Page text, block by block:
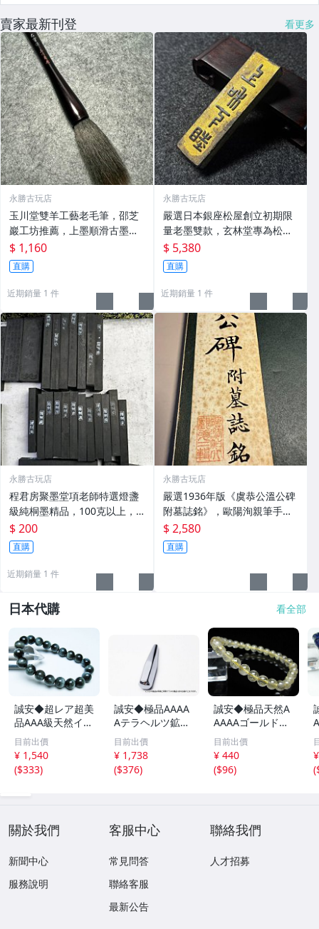
賣家最新刊登 看更多
永勝古玩店
玉川堂雙羊工藝老毛筆，邵芝
巖工坊推薦，上墨順滑古墨專
用 老墨 冬青 老筆
$ 1,160
直購
近期銷量 1 件
永勝古玩店
嚴選日本銀座松屋創立初期限
量老墨雙款，玄林堂專為松屋
打造，重量22.5g，適合收藏
及品味民國時期古雅文化 文房
用具 民國古墨 收藏文玩
$ 5,380
直購
近期銷量 1 件
永勝古玩店
程君房聚墨堂項老師特選燈盞
級純桐墨精品，100克以上，
檀香墨質細膩黑亮 藍紫光放 檢
驗嚴選推薦 燈盞級墨 放藍紫光
檢驗嚴選
$ 200
直購
近期銷量 1 件
永勝古玩店
嚴選1936年版《虞恭公溫公碑
附墓誌銘》，歐陽洵親筆手
跡，典藏歷史與書法珍品 唐史
研究 碑刻藝術 田中和市版
$ 2,580
直購
日本代購 看全部
誠安◆超レア超美
品AAA級天然イー
グルアイブレスレ
ット 10mm [T15
6-6923]
目前出價
¥ 1,540
($333)
誠安◆極品AAAA
Aテラヘルツ鉱石
マッサージ棒サイ
ズ：小[T557-215
1]
目前出價
¥ 1,738
($376)
誠安◆極品天然A
AAAAゴールドタ
イチンルチルブレ
スレット 6mm [T
171-7937]
目前出價
¥ 440
($96)
(
關於我們
新聞中心
服務說明
客服中心
常見問答
聯絡客服
最新公告
聯絡我們
人才招募